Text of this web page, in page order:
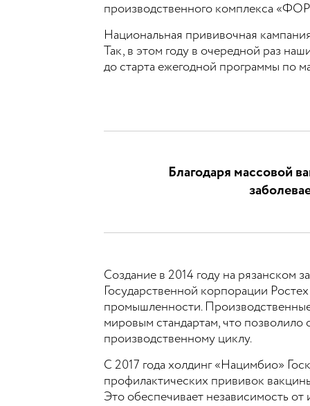
производственного комплекса
Национальная прививочная
Так, в этом году в очередной раз
до старта ежегодной программы по
Благодаря массовой
Создание в 2014 году на
Государственной корпорации
промышленности.
мировым стандартам, что
производственному циклу.
С 2017 года холдинг «Нацимбио»
профилактических прививок
Это обеспечивает независимость от